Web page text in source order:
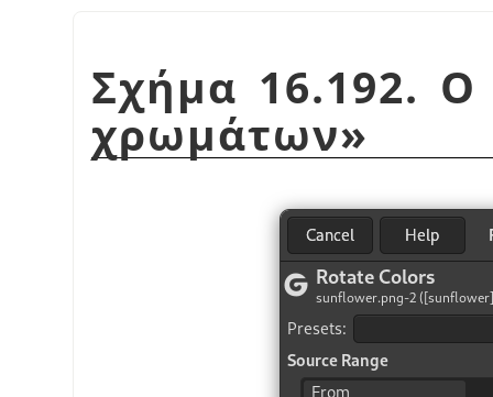
Σχήμα 16.192.
χρωμάτων»